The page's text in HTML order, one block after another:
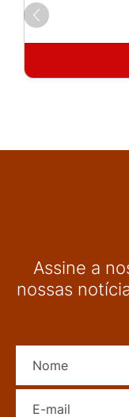
Assine a
nossas